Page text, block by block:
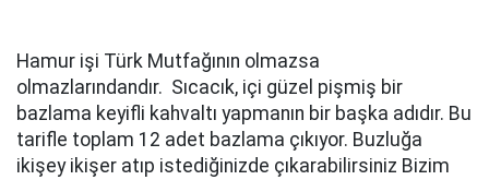
Hamur işi Türk Mutfağının olmazsa
olmazlarındandır. Sıcacık, içi güzel pişmiş bir
bazlama keyifli kahvaltı yapmanın bir başka adıdır. Bu
tarifle toplam 12 adet bazlama çıkıyor. Buzluğa
ikişey ikişer atıp istediğinizde çıkarabilirsiniz Bizim